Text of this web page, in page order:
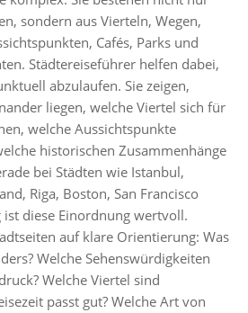
sondern aus Vierteln, Wegen,
Cafés, Parks und
Städtereiseführer helfen dabei,
abzulaufen. Sie zeigen,
liegen, welche Viertel sich für
welche Aussichtspunkte
historischen Zusammenhänge
bei Städten wie Istanbul,
Riga, Boston, San Francisco
ist diese Einordnung wertvoll.
auf klare Orientierung: Was
Welche Sehenswürdigkeiten
Welche Viertel sind
passt gut? Welche Art von